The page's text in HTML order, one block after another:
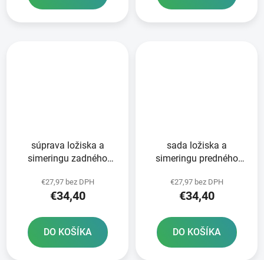
súprava ložiska a
simeringu zadného
€27,97 bez DPH
€34,40
DO KOŠÍKA
sada ložiska a
simeringu predného
€27,97 bez DPH
€34,40
DO KOŠÍKA